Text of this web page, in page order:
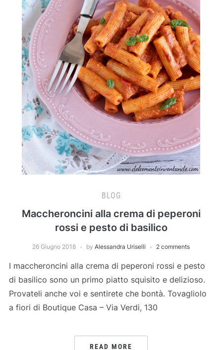
BLOG
Maccheroncini alla crema di peperoni
rossi e pesto di basilico
26 Giugno 2018 by Alessandra Uriselli 2 comments
I maccheroncini alla crema di peperoni rossi e pesto
di basilico sono un primo piatto squisito e delizioso.
Provateli anche voi e sentirete che bontà. Tovagliolo
a fiori di Boutique Casa – Via Verdi, 130
READ MORE